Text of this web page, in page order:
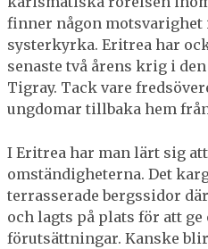
finner någon motsvarighet
systerkyrka. Eritrea har
senaste två årens krig i
Tigray. Tack vare
ungdomar tillbaka hem
I Eritrea har man lärt sig
omständigheterna. Det
terrasserade bergssidor
och lagts på plats för att
förutsättningar. Kanske